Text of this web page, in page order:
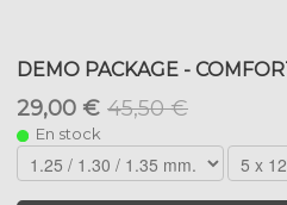
DEMO PACKAGE -
29,00 € 45,50 €
En stock